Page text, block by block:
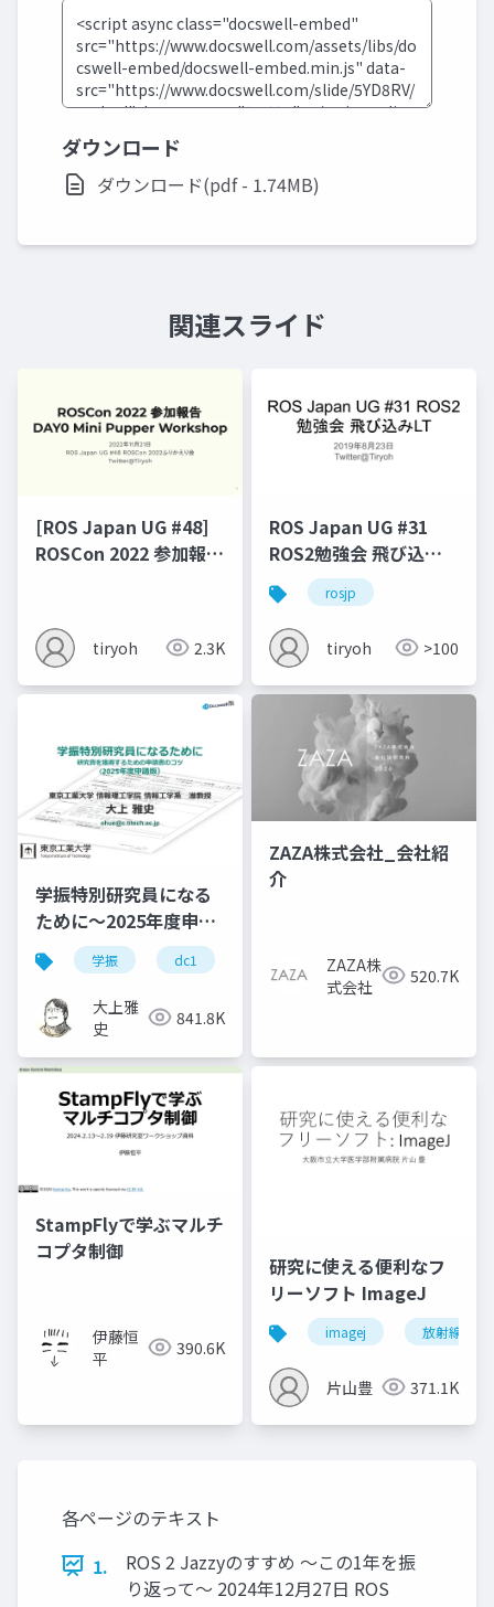
ダウンロード
ダウンロード(pdf - 1.74MB)
関連スライド
[ROS Japan UG #48]
ROSCon 2022 参加報告
tiryoh 2.3K
ROS Japan UG #31
ROS2勉強会 飛び込み
LT
rosjp
tiryoh >100
学振特別研究員になる
ために～2025年度申請
版
学振 dc1 jsps
大上雅
史
841.8K
ZAZA株式会社_会社紹
介
ZAZA株
式会社
520.7K
StampFlyで学ぶマルチ
コプタ制御
伊藤恒
平
390.6K
研究に使える便利なフ
リーソフト ImageJ
imagej 放射線技師
片山豊 371.1K
各ページのテキスト
1.
ROS 2 Jazzyのすすめ ～この1年を振
り返って～ 2024年12月27日 ROS